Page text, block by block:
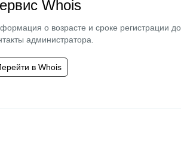
Whois
о возрасте и сроке регистрации
администратора.
в Whois